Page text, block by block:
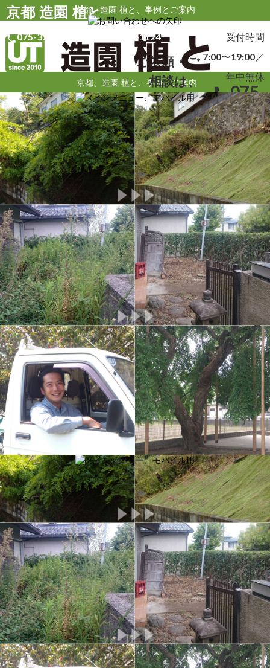
京都、造園 植と、事例とご案内
京都 造園 植と
受付時間 7:00〜19:00／年中無休
local_phone075-323-0432 090-8588-1124
ご依頼・ご
相談は、
受付時間
7:00〜19:00／
年中無休
local_phone075-
323-
0432
phonelink_ring090-
8588-
1124
京都、造園 植と、事例・ご案内